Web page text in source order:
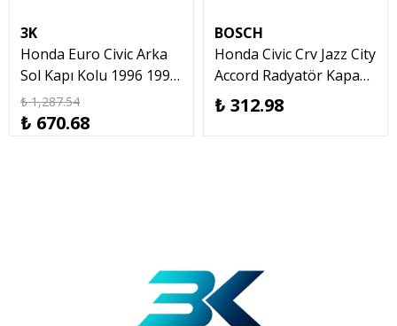
3K
Honda Euro Civic Arka
Sol Kapı Kolu 1996 1997
1998 1999 2000 2001
₺ 1,287.54
₺ 670.68
BOSCH
Honda Civic Crv Jazz City
Accord Radyatör Kapağı
Blueprint 19045-RAA-
003
₺ 312.98